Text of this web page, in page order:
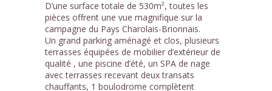
D’une surface totale de 530m², toutes les
pièces offrent une vue magnifique sur la
campagne du Pays Charolais-Brionnais.
Un grand parking aménagé et clos, plusieurs
terrasses équipées de mobilier d’extérieur de
qualité , une piscine d’été, un SPA de nage
avec terrasses recevant deux transats
chauffants, 1 boulodrome complètent